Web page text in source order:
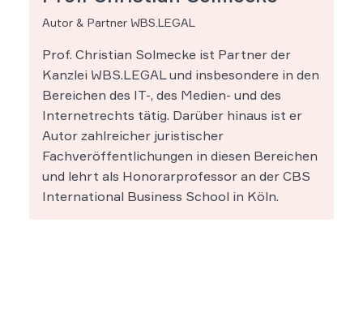
Autor & Partner WBS.LEGAL
Prof. Christian Solmecke ist Partner der
Kanzlei WBS.LEGAL und insbesondere in den
Bereichen des IT-, des Medien- und des
Internetrechts tätig. Darüber hinaus ist er
Autor zahlreicher juristischer
Fachveröffentlichungen in diesen Bereichen
und lehrt als Honorarprofessor an der CBS
International Business School in Köln.